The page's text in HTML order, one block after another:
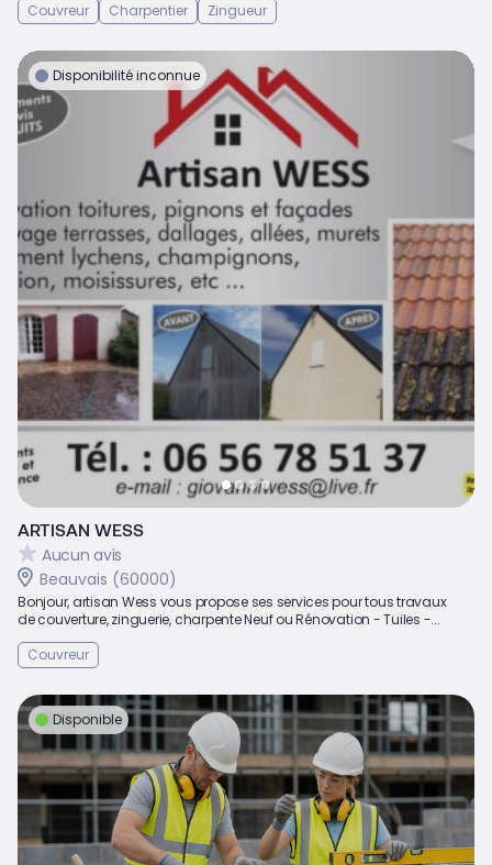
Couvreur
Charpentier Zingueur
Disponibilité inconnue
ARTISAN WESS
Aucun avis
Beauvais (60000)
Bonjour, artisan Wess vous propose ses services pour tous travaux
de couverture, zinguerie, charpente Neuf ou Rénovation - Tuiles -...
Couvreur
Disponible